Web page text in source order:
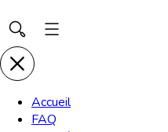
Accueil
FAQ